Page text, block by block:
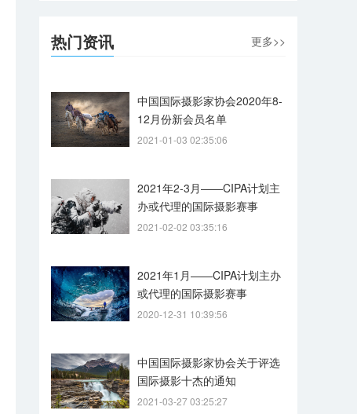
热门资讯 更多>>
中国国际摄影家协会2020年8-
12月份新会员名单
2021-01-03 02:35:06
2021年2-3月——CIPA计划主
办或代理的国际摄影赛事
2021-02-02 03:35:16
2021年1月——CIPA计划主办
或代理的国际摄影赛事
2020-12-31 10:39:56
中国国际摄影家协会关于评选
国际摄影十杰的通知
2021-03-27 03:25:27